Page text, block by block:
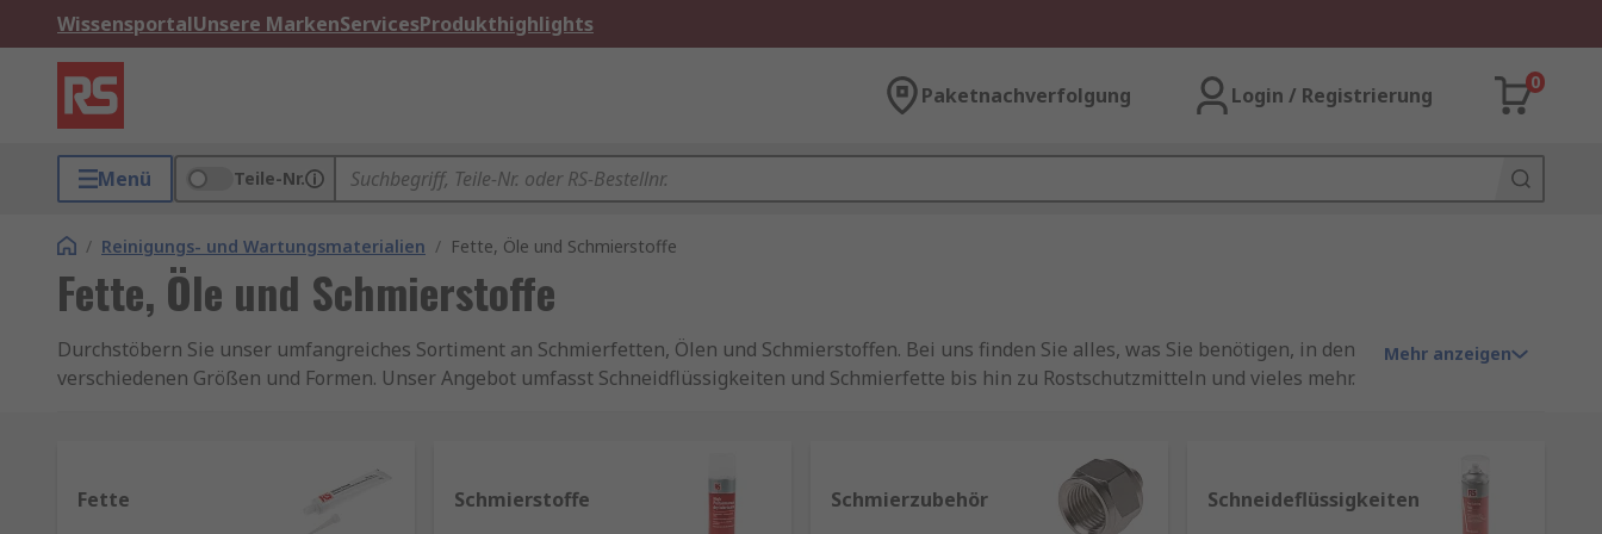
WissensportalUnsere MarkenServicesProdukthighlights
Paketnachverfolgung Login / Registrierung
0
Menü Teile-Nr.
/ Reinigungs- und Wartungsmaterialien / Fette, Öle und Schmierstoffe
Fette, Öle und Schmierstoffe
Durchstöbern Sie unser umfangreiches Sortiment an Schmierfetten, Ölen und Schmierstoffen. Bei uns finden Sie alles, was Sie benötigen, in den
verschiedenen Größen und Formen. Unser Angebot umfasst Schneidflüssigkeiten und Schmierfette bis hin zu Rostschutzmitteln und vieles mehr.
Schmierstoffe werden zwischen sich zueinander in Bewegung befindenden Oberflächen eingebracht, um die Reibung zu verringern. Die
wichtigste Eigenschaft von Schmierstoffen ist ihre "Rutschigkeit". Schmierstoffe können in vielen verschiedenen Anwendungen und Umgebungen
Mehr anzeigen
Fette Schmierstoffe Schmierzubehör Schneideflüssigkeiten